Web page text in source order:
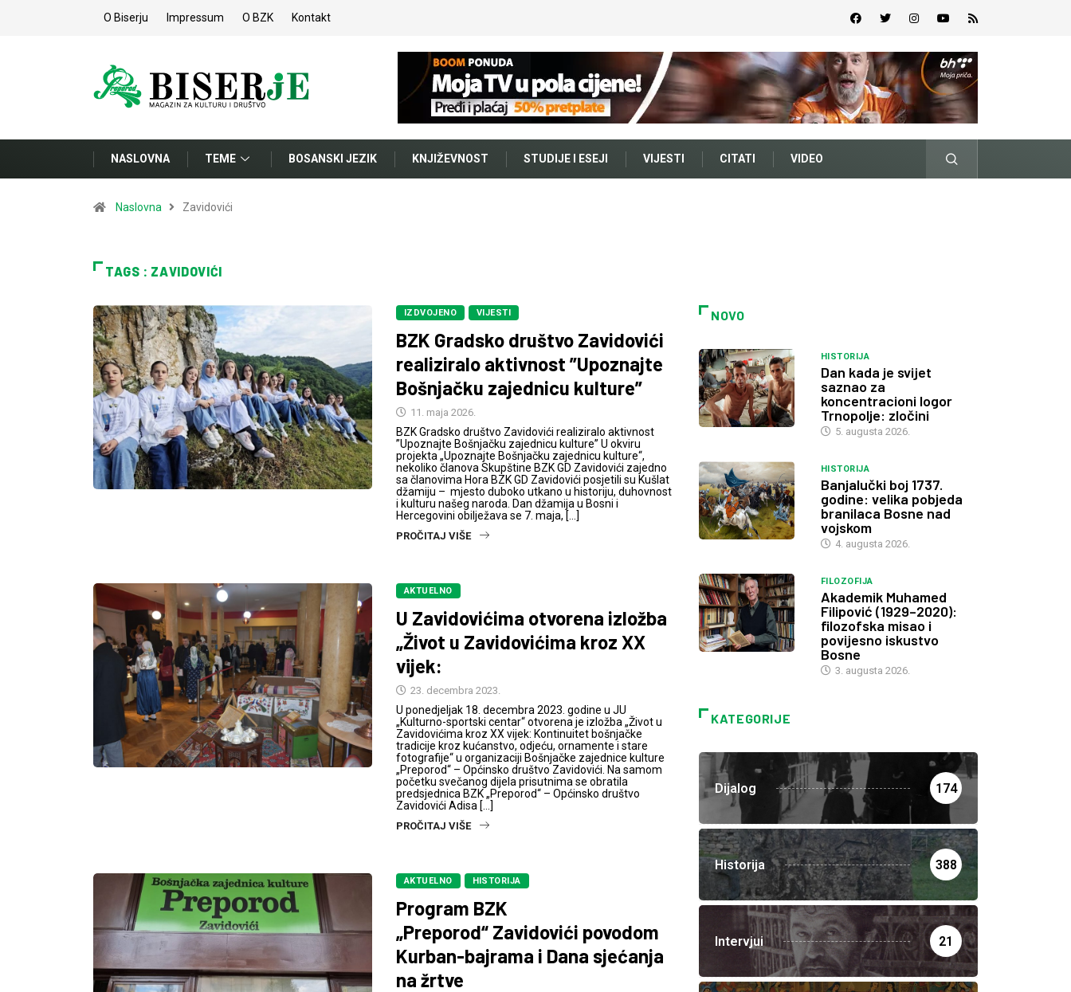
O Biserju Impressum O BZK Kontakt
NASLOVNA TEME BOSANSKI JEZIK KNJIŽEVNOST STUDIJE I ESEJI VIJESTI CITATI VIDEO
Naslovna Zavidovići
TAGS : ZAVIDOVIĆI
IZDVOJENO VIJESTI
BZK Gradsko društvo Zavidovići
realiziralo aktivnost ”Upoznajte
Bošnjačku zajednicu kulture”
11. maja 2026.
BZK Gradsko društvo Zavidovići realiziralo aktivnost
”Upoznajte Bošnjačku zajednicu kulture” U okviru
projekta „Upoznajte Bošnjačku zajednicu kulture“,
nekoliko članova Skupštine BZK GD Zavidovići zajedno
sa članovima Hora BZK GD Zavidovići posjetili su Kušlat
džamiju – mjesto duboko utkano u historiju, duhovnost
i kulturu našeg naroda. Dan džamija u Bosni i
Hercegovini obilježava se 7. maja, […]
PROČITAJ VIŠE
AKTUELNO
U Zavidovićima otvorena izložba
„Život u Zavidovićima kroz XX
vijek:
23. decembra 2023.
U ponedjeljak 18. decembra 2023. godine u JU
„Kulturno-sportski centar“ otvorena je izložba „Život u
Zavidovićima kroz XX vijek: Kontinuitet bošnjačke
tradicije kroz kućanstvo, odjeću, ornamente i stare
fotografije“ u organizaciji Bošnjačke zajednice kulture
„Preporod“ – Općinsko društvo Zavidovići. Na samom
početku svečanog dijela prisutnima se obratila
predsjednica BZK „Preporod“ – Općinsko društvo
Zavidovići Adisa […]
PROČITAJ VIŠE
AKTUELNO HISTORIJA
Program BZK
„Preporod“ Zavidovići povodom
Kurban-bajrama i Dana sjećanja
na žrtve
NOVO
HISTORIJA
Dan kada je svijet
saznao za
koncentracioni logor
Trnopolje: zločini
5. augusta 2026.
HISTORIJA
Banjalučki boj 1737.
godine: velika pobjeda
branilaca Bosne nad
vojskom
4. augusta 2026.
FILOZOFIJA
Akademik Muhamed
Filipović (1929–2020):
filozofska misao i
povijesno iskustvo
Bosne
3. augusta 2026.
KATEGORIJE
Dijalog 174
Historija 388
Intervjui 21